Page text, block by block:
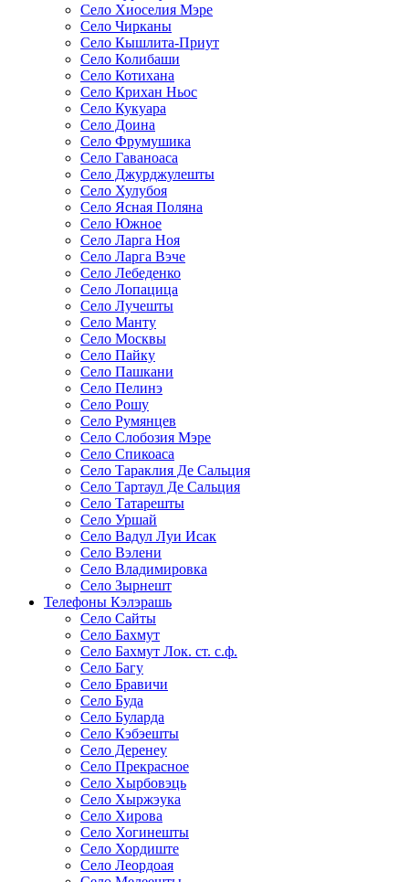
Село Хиоселия Мэре
Село Чирканы
Село Кышлита-Приут
Село Колибаши
Село Котихана
Село Крихан Ньос
Село Кукуара
Село Доина
Село Фрумушика
Село Гаваноаса
Село Джурджулешты
Село Хулубоя
Село Ясная Поляна
Село Южное
Село Ларга Ноя
Село Ларга Вэче
Село Лебеденко
Село Лопацица
Село Лучешты
Село Манту
Село Москвы
Село Пайку
Село Пашкани
Село Пелинэ
Село Рошу
Село Румянцев
Село Слобозия Мэре
Село Спикоаса
Село Тараклия Де Сальция
Село Тартаул Де Сальция
Село Татарешты
Село Уршай
Село Вадул Луи Исак
Село Вэлени
Село Владимировка
Село Зырнешт
Телефоны Кэлэрашь
Село Сайты
Село Бахмут
Село Бахмут Лок. ст. c.ф.
Село Багу
Село Бравичи
Село Буда
Село Буларда
Село Кэбэешты
Село Деренеу
Село Прекрасное
Село Хырбовэць
Село Хыржэука
Село Хирова
Село Хогинешты
Село Хордиште
Село Леордоая